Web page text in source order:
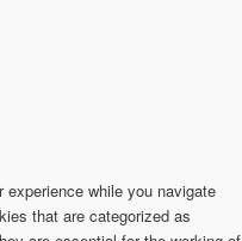
while you navigate
that are categorized as